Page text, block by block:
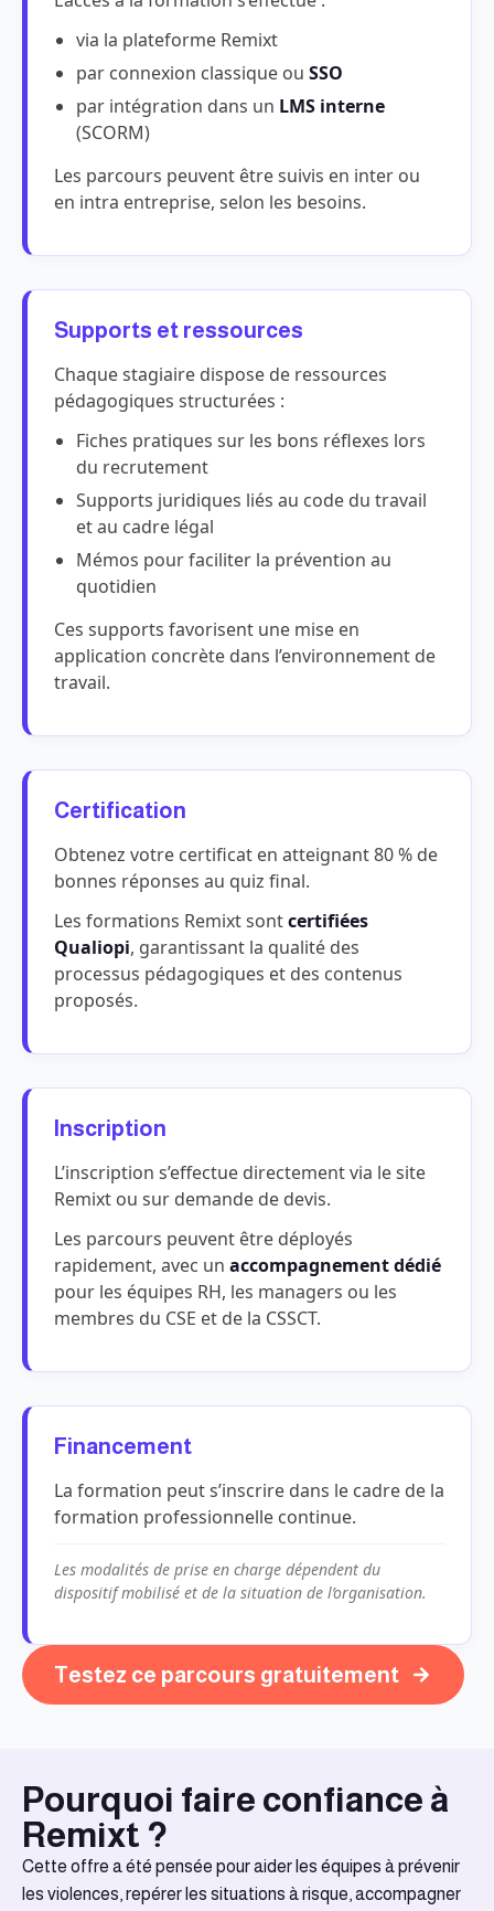
via la plateforme Remixt
par connexion classique ou SSO
par intégration dans un LMS interne
(SCORM)
Les parcours peuvent être suivis en inter ou
en intra entreprise, selon les besoins.
Supports et ressources
Chaque stagiaire dispose de ressources
pédagogiques structurées :
Fiches pratiques sur les bons réflexes lors
du recrutement
Supports juridiques liés au code du travail
et au cadre légal
Mémos pour faciliter la prévention au
quotidien
Ces supports favorisent une mise en
application concrète dans l’environnement de
travail.
Certification
Obtenez votre certificat en atteignant 80 % de
bonnes réponses au quiz final.
Les formations Remixt sontcertifiées
Qualiopi, garantissant la qualité des
processus pédagogiques et des contenus
proposés.
Inscription
L’inscription s’effectue directement via le site
Remixt ou sur demande de devis.
Les parcours peuvent être déployés
rapidement, avec un accompagnement dédié
pour les équipes RH, les managers ou les
membres du CSE et de la CSSCT.
Financement
La formation peut s’inscrire dans le cadre de la
formation professionnelle continue.
Les modalités de prise en charge dépendent du
dispositif mobilisé et de la situation de l’organisation.
Testez ce parcours gratuitement
Pourquoi faire confiance à
Remixt ?
Cette offre a été pensée pour aider les équipes à prévenir
les violences, repérer les situations à risque, accompagner